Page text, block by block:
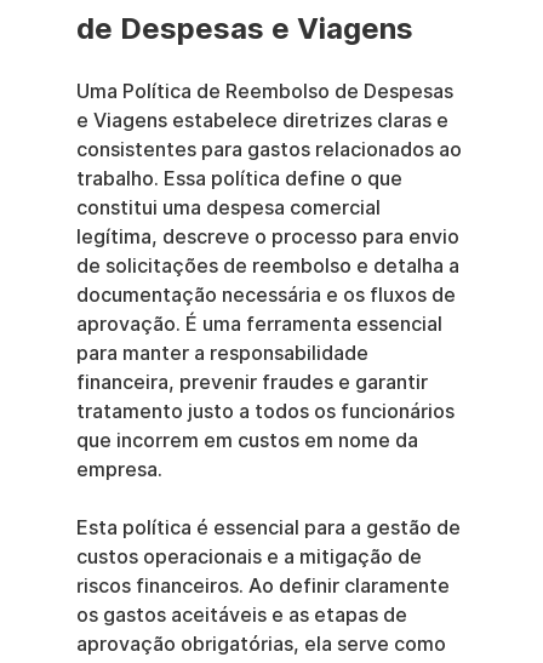
de Despesas e Viagens
Uma Política de Reembolso de Despesas
e Viagens estabelece diretrizes claras e
consistentes para gastos relacionados ao
trabalho. Essa política define o que
constitui uma despesa comercial
legítima, descreve o processo para envio
de solicitações de reembolso e detalha a
documentação necessária e os fluxos de
aprovação. É uma ferramenta essencial
para manter a responsabilidade
financeira, prevenir fraudes e garantir
tratamento justo a todos os funcionários
que incorrem em custos em nome da
empresa.
Esta política é essencial para a gestão de
custos operacionais e a mitigação de
riscos financeiros. Ao definir claramente
os gastos aceitáveis e as etapas de
aprovação obrigatórias, ela serve como